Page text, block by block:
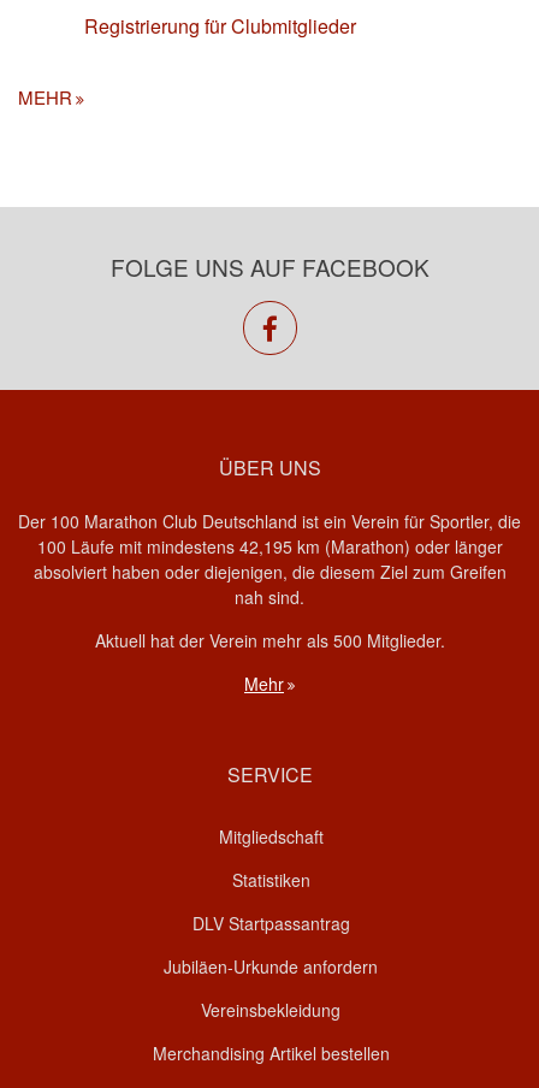
Registrierung für Clubmitglieder
MEHR
FOLGE UNS AUF FACEBOOK
facebook
ÜBER UNS
Der 100 Marathon Club Deutschland ist ein Verein für Sportler, die
100 Läufe mit mindestens 42,195 km (Marathon) oder länger
absolviert haben oder diejenigen, die diesem Ziel zum Greifen
nah sind.
Aktuell hat der Verein mehr als 500 Mitglieder.
Mehr
SERVICE
Mitgliedschaft
Statistiken
DLV Startpassantrag
Jubiläen-Urkunde anfordern
Vereinsbekleidung
Merchandising Artikel bestellen